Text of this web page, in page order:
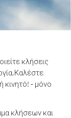
κλήσεις
Καλέστε
- μόνο
κλήσεων και